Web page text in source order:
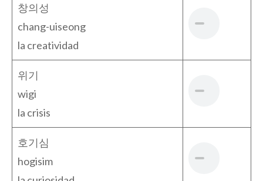
창의성
chang-uiseong
la creatividad
위기
wigi
la crisis
호기심
hogisim